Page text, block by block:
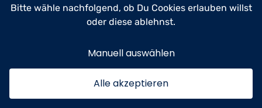
Datenschutz
Nutzungsbedingungen
Bitte wähle nachfolgend, ob Du Cookies erlauben willst
oder diese ablehnst.
Manuell auswählen
Alle akzeptieren